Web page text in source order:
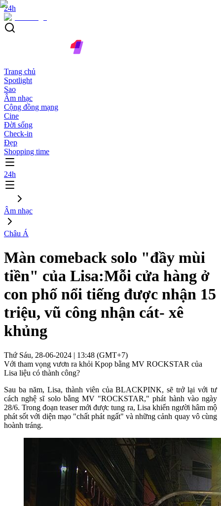
24h
Trang chủ
Spotlight
Sao
Âm nhạc
Cộng đồng mạng
Cine
Đời sống
Check-in
Đẹp
Shopping time
24h
Âm nhạc
Châu Á
Màn comeback solo "đầy mùi
tiền" của Lisa:Mỗi cửa hàng ở
con phố nổi tiếng được nhận 15
triệu, vũ công nhận cát- xê
khủng
Thứ Sáu, 28-06-2024 | 13:48 (GMT+7)
Với tham vọng vươn ra khỏi Kpop bằng MV ROCKSTAR của
Lisa liệu có thành công?
Sau ba năm, Lisa, thành viên của BLACKPINK, sẽ trở lại với tư
cách nghệ sĩ solo bằng MV "ROCKSTAR," phát hành vào ngày
28/6. Trong đoạn teaser mới được tung ra, Lisa khiến người hâm mộ
phát sốt với diện mạo "chất phát ngất" và những cảnh quay vô cùng
hoành tráng.